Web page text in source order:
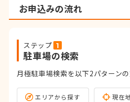
お申込みの流れ
ステップ
駐車場の検索
月極駐車場検索を以下2パターン
エリアから探す 現在